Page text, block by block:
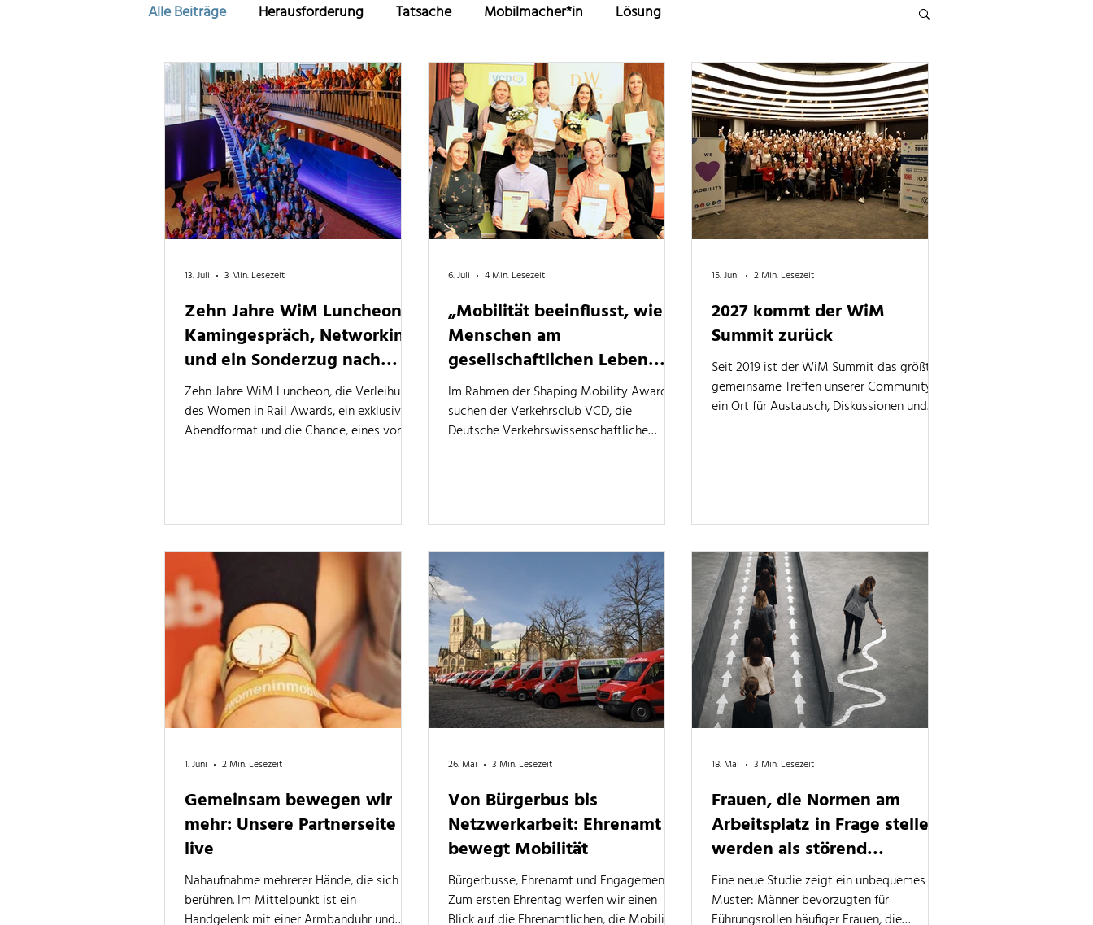
Alle Beiträge Herausforderung Tatsache Mobilmacher*in Lösung
Zehn Jahre WiM Luncheon:
Kamingespräch, Networking
und ein Sonderzug nach
Berlin
Zehn Jahre WiM Luncheon, die Verleihung
des Women in Rail Awards, ein exklusives
Abendformat und die Chance, eines von
müsst.
13. Juli 3 Min. Lesezeit
„Mobilität beeinflusst, wie
Menschen am
gesellschaftlichen Leben
teilnehmen können.“
Im Rahmen der Shaping Mobility Awards
suchen der Verkehrsclub VCD, die
Deutsche Verkehrswissenschaftliche
über ihren Stiftungspreis und neue
Perspektiven auf Mobilität als Teilhabe
6. Juli 4 Min. Lesezeit
2027 kommt der WiM
Summit zurück
Seit 2019 ist der WiM Summit das größte
gemeinsame Treffen unserer Community:
ein Ort für Austausch, Diskussionen und
15. Juni 2 Min. Lesezeit
Gemeinsam bewegen wir
mehr: Unsere Partnerseite ist
live
Nahaufnahme mehrerer Hände, die sich
berühren. Im Mittelpunkt ist ein
Handgelenk mit einer Armbanduhr und
1. Juni 2 Min. Lesezeit
Von Bürgerbus bis
Netzwerkarbeit: Ehrenamt
bewegt Mobilität
Bürgerbusse, Ehrenamt und Engagement:
Zum ersten Ehrentag werfen wir einen
Blick auf die Ehrenamtlichen, die Mobilität
26. Mai 3 Min. Lesezeit
Frauen, die Normen am
Arbeitsplatz in Frage stellen,
werden als störend
wahrgenommen
Eine neue Studie zeigt ein unbequemes
Muster: Männer bevorzugten für
Führungsrollen häufiger Frauen, die
18. Mai 3 Min. Lesezeit